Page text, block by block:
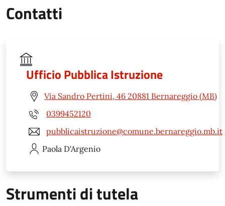
Contatti
Ufficio Pubblica Istruzione
Via Sandro Pertini, 46 20881 Bernareggio (MB)
0399452120
pubblicaistruzione@comune.bernareggio.mb.it
Paola D'Argenio
Strumenti di tutela